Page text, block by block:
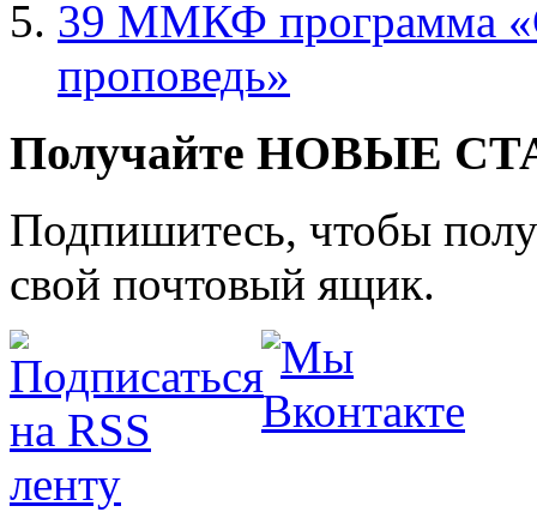
39 ММКФ программа
проповедь»
Получайте НОВЫЕ
Подпишитесь, чтобы
свой почтовый ящик.